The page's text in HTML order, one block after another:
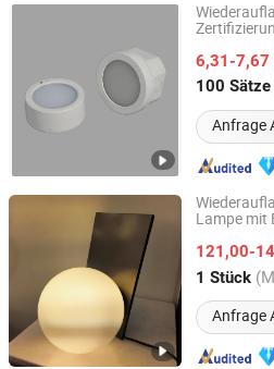
6,31-7,67
100 Sätze
Anfrage
Hangzhou Dreamy Lighting Co.,
Zhejiang, China Seit
Lampe mit
121,00-
1 Stück
Anfrage
Zhongshan Kamable Lighting
Guangdong, China